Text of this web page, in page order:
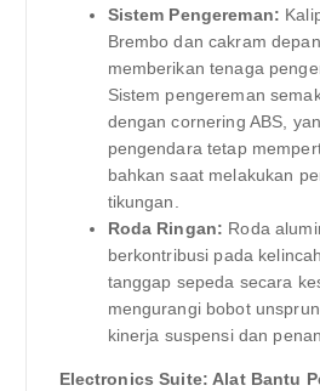
Sistem Pengereman:
Brembo dan cakram
memberikan tenaga
Sistem pengereman
dengan cornering ABS,
pengendara tetap
bahkan saat melakukan
tikungan.
Roda Ringan: Roda
berkontribusi pada
tanggap sepeda secara
mengurangi bobot
kinerja suspensi dan
Electronics Suite: Alat Bantu